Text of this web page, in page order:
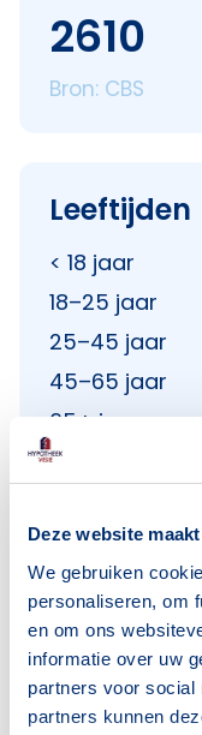
Deze website
We gebruiken
personaliseren, om
en om ons
informatie over uw
partners voor social
partners kunnen
2610
Bron: CBS
Leeftijden
< 18 jaar
18–25 jaar
25–45 jaar
45–65 jaar
65+ jaar
Bron: CBS
Alleenwonend
Gezin zonder
Gezin met